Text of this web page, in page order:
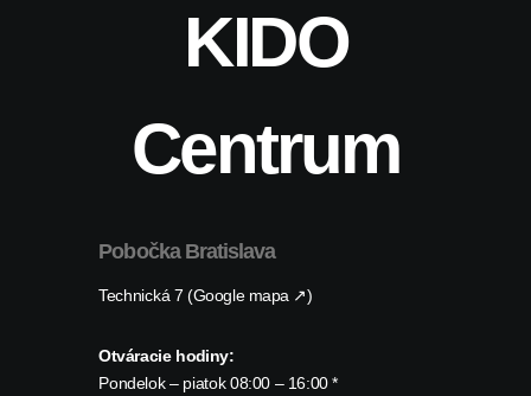
KIDO
Centrum
Pobočka Bratislava
Technická 7 (Google mapa ↗)
Otváracie hodiny:
Pondelok – piatok 08:00 – 16:00 *